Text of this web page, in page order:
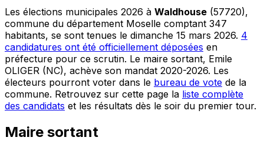
Les élections municipales 2026 à Waldhouse (57720),
commune du département Moselle comptant 347
habitants, se sont tenues le dimanche 15 mars 2026. 4
candidatures ont été officiellement déposées en
préfecture pour ce scrutin. Le maire sortant, Emile
OLIGER (NC), achève son mandat 2020-2026. Les
électeurs pourront voter dans le bureau de vote de la
commune. Retrouvez sur cette page la liste complète
des candidats et les résultats dès le soir du premier tour.
Maire sortant